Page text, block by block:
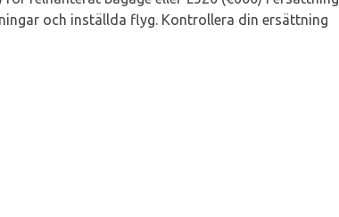
och inställda flyg. Kontrollera din ersättning